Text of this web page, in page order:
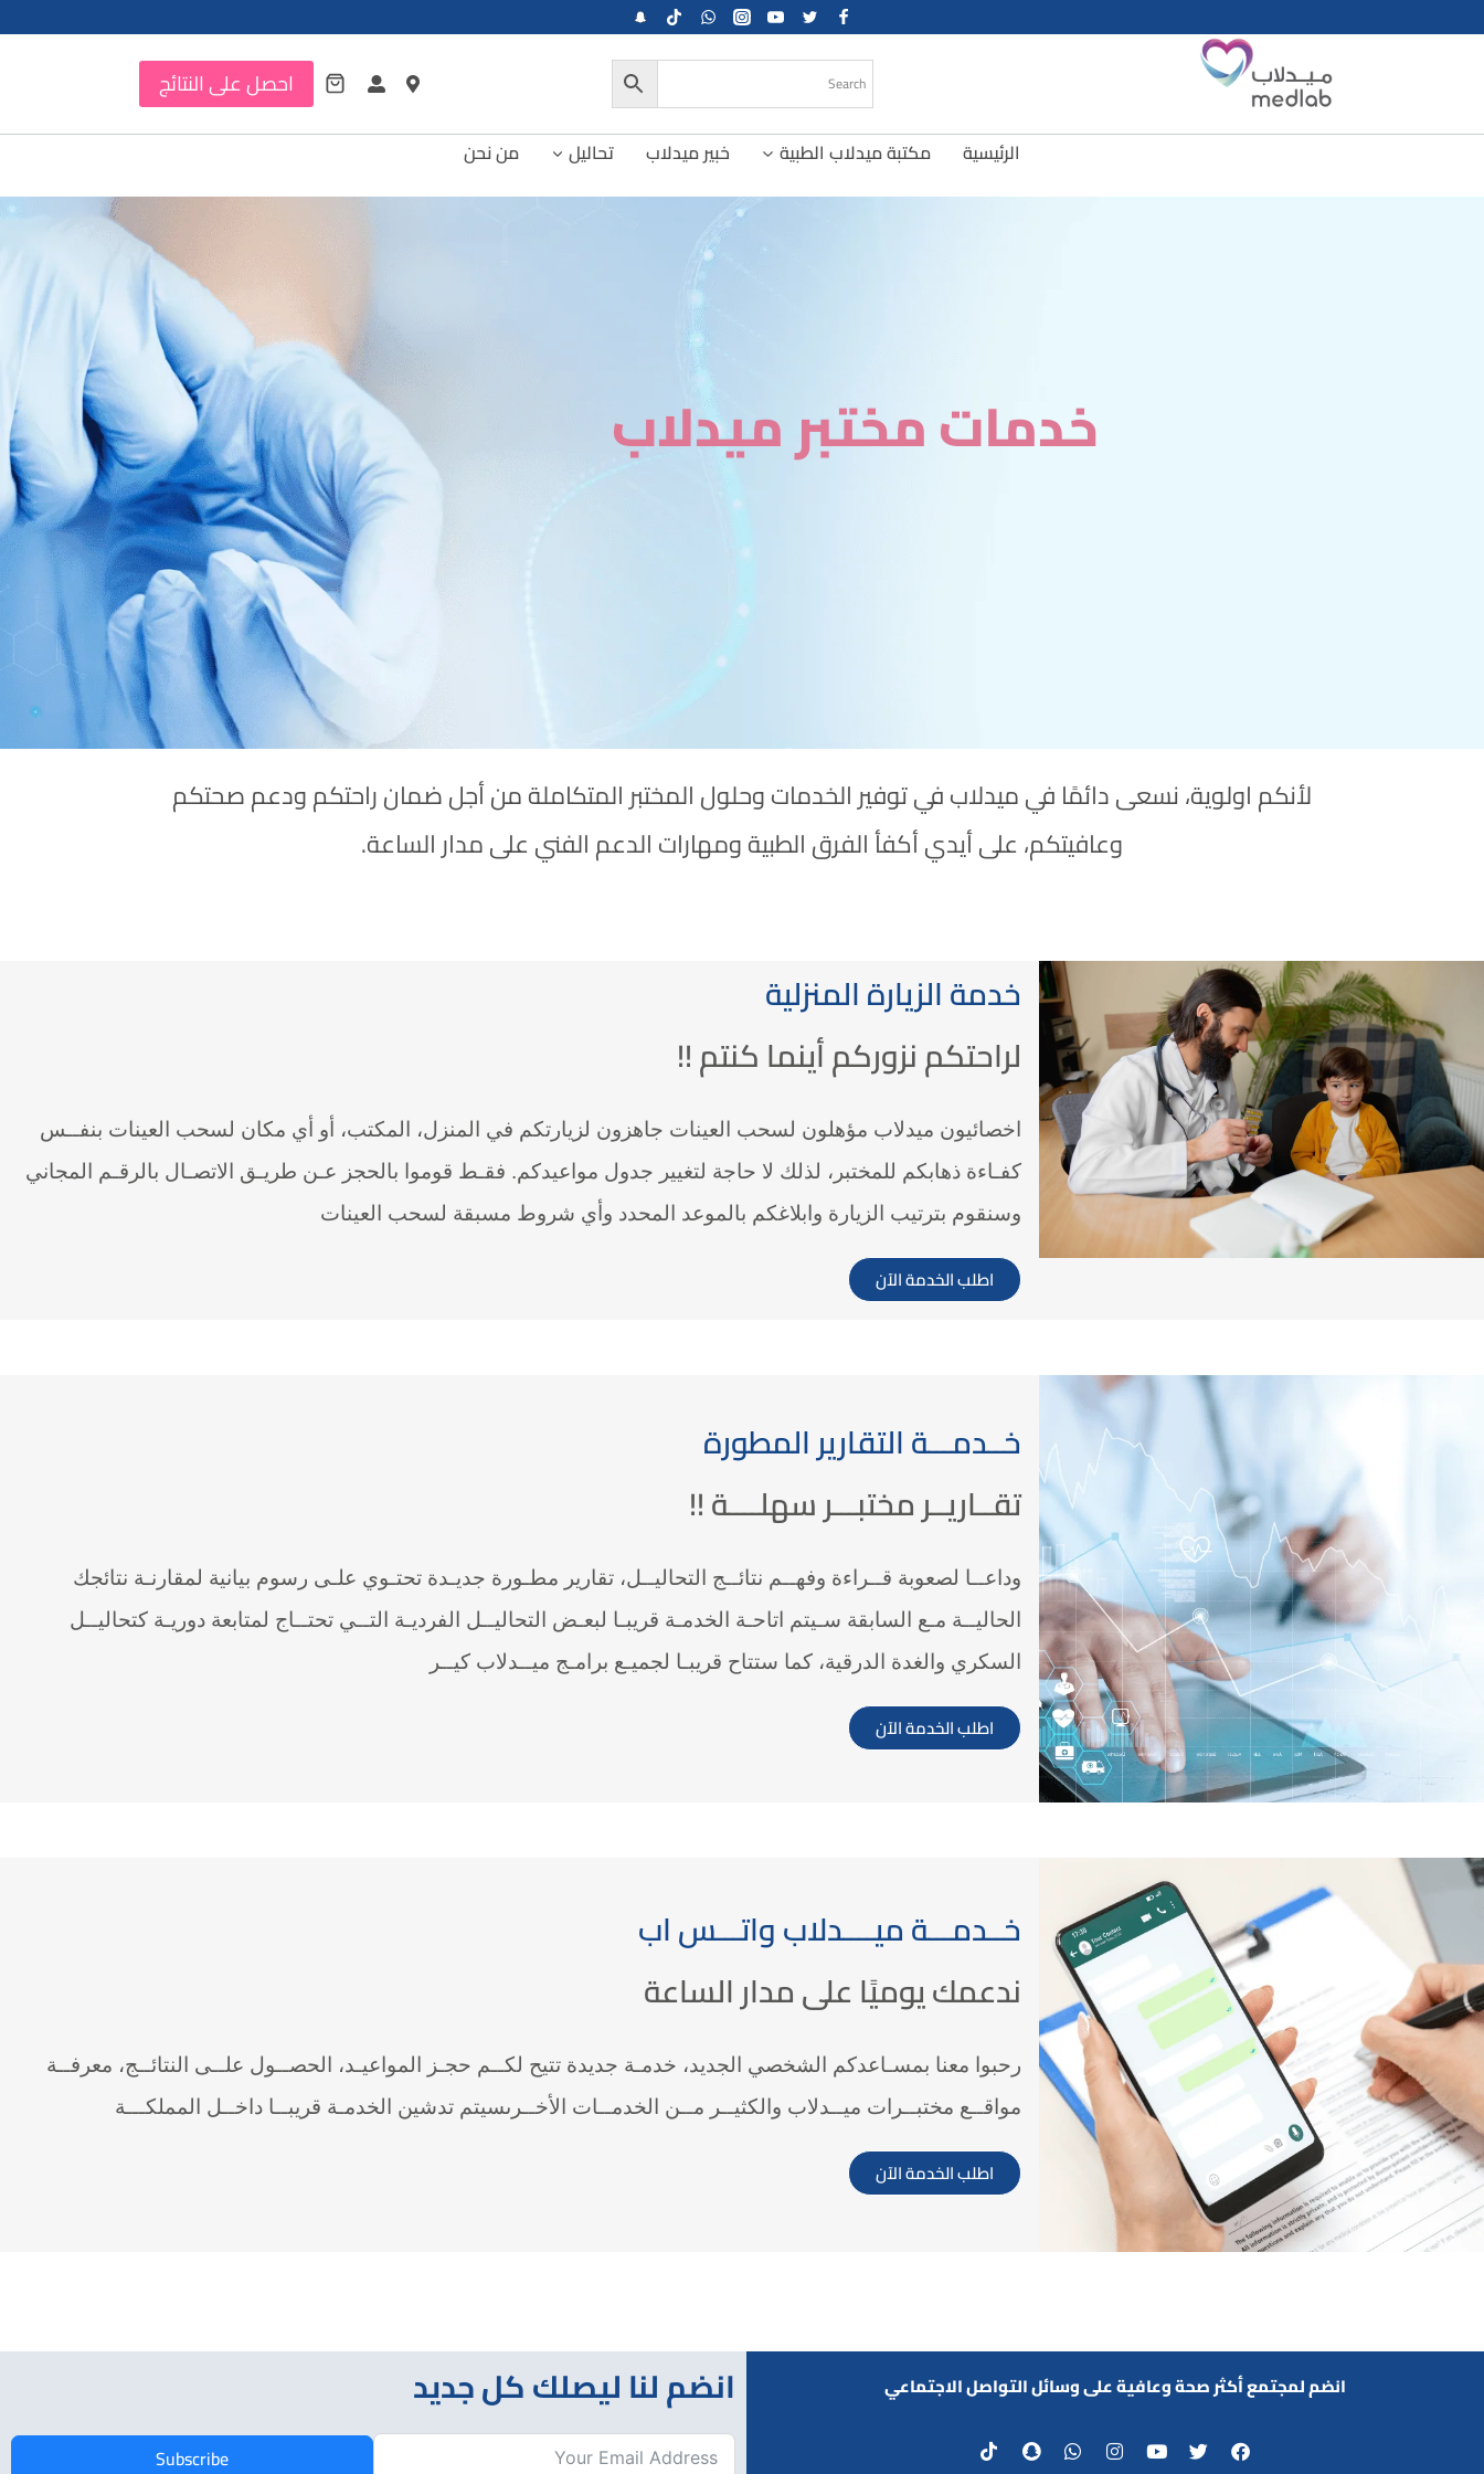
احصل على النتائج
الرئيسية مكتبة ميدلاب الطبية خبير ميدلاب تحاليل من نحن
خدمات مختبر ميدلاب
لأنكم اولوية، نسعى دائمًا في ميدلاب في توفير الخدمات وحلول المختبر المتكاملة من أجل ضمان راحتكم ودعم صحتكم
وعافيتكم، على أيدي أكفأ الفرق الطبية ومهارات الدعم الفني على مدار الساعة.
خدمة الزيارة المنزلية
لراحتكم نزوركم أينما كنتم !!
اخصائيون ميدلاب مؤهلون لسحب العينات جاهزون لزيارتكم في المنزل، المكتب، أو أي مكان لسحب العينات بنفــس
كفـاءة ذهابكم للمختبر، لذلك لا حاجة لتغيير جدول مواعيدكم. فقـط قوموا بالحجز عـن طريـق الاتصـال بالرقـم المجاني
وسنقوم بترتيب الزيارة وابلاغكم بالموعد المحدد وأي شروط مسبقة لسحب العينات
اطلب الخدمة الآن
خــدمـــة التقارير المطورة
تقــاريــر مختبـــر سهلــــة !!
وداعــا لصعوبة قــراءة وفهــم نتائــج التحاليــل، تقارير مطـورة جديـدة تحتـوي علـى رسوم بيانية لمقارنـة نتائجك
الحاليــة مـع السابقة سـيتم اتاحـة الخدمـة قريبـا لبعـض التحاليــل الفرديـة التــي تحتــاج لمتابعة دوريـة كتحاليــل
السكري والغدة الدرقية، كما ستتاح قريبـا لجميـع برامـج ميــدلاب كيــر
اطلب الخدمة الآن
خــدمـــة ميــــدلاب واتـــس اب
ندعمك يوميًا على مدار الساعة
رحبوا معنا بمسـاعدكم الشخصي الجديد، خدمـة جديدة تتيح لكــم حجـز المواعيـد، الحصــول علــى النتائــج، معرفــة
مواقــع مختبــرات ميــدلاب والكثيــر مــن الخدمــات الأخــرىسيتم تدشين الخدمـة قريبــا داخــل المملكـــة
اطلب الخدمة الآن
انضم لمجتمع أكثر صحة وعافية على وسائل التواصل الاجتماعي انضم لنا ليصلك كل جديد
Subscribe